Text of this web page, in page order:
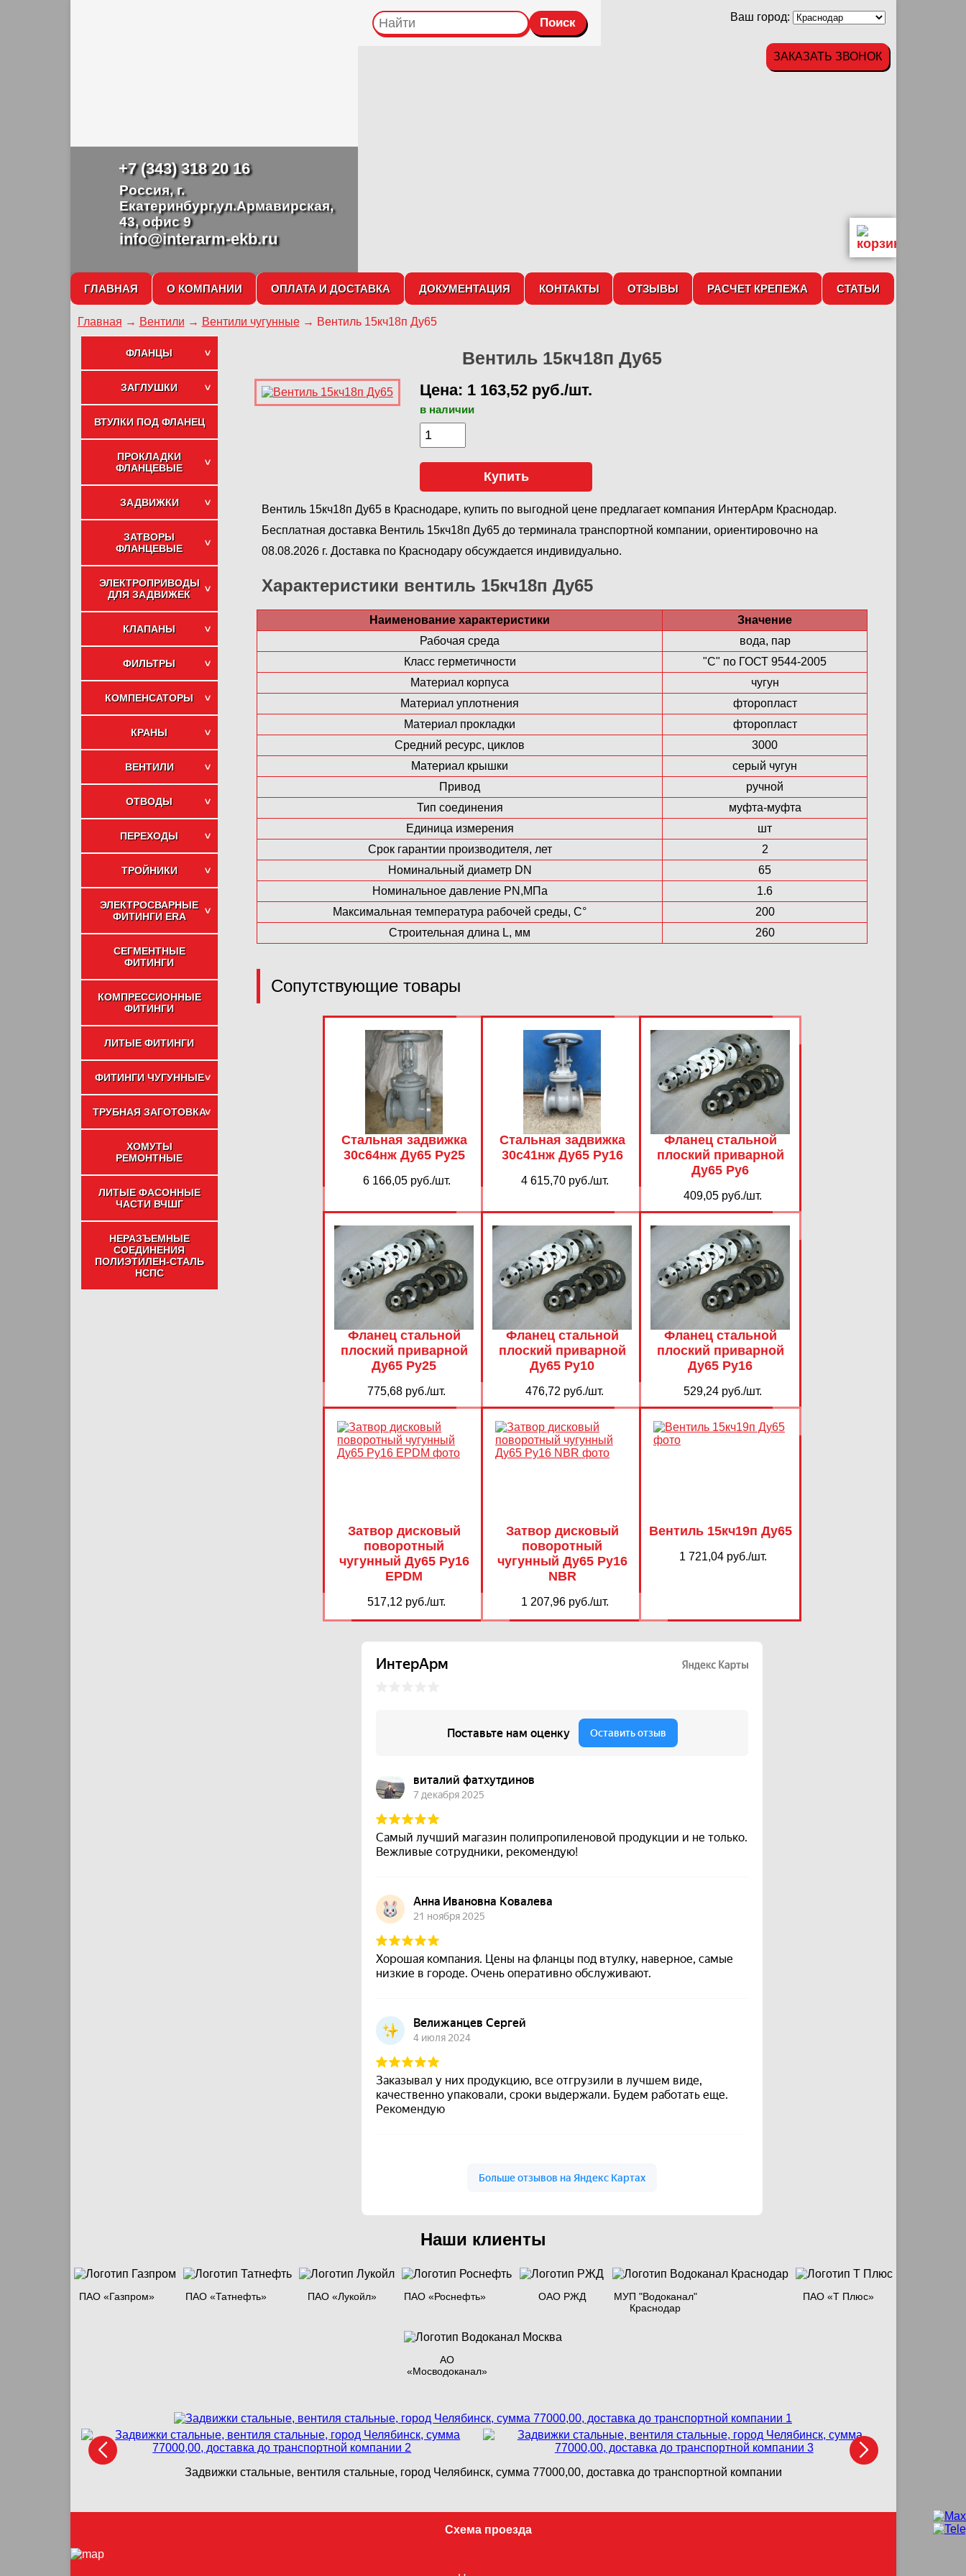
+7 (343) 318 20 16
Россия, г.
Екатеринбург,ул.Армавирская,
43, офис 9
info@interarm-ekb.ru
ЗАКАЗАТЬ ЗВОНОК
Ваш город:
ГЛАВНАЯ О КОМПАНИИ ОПЛАТА И ДОСТАВКА ДОКУМЕНТАЦИЯ КОНТАКТЫ ОТЗЫВЫ РАСЧЕТ КРЕПЕЖА СТАТЬИ
Главная → Вентили → Вентили чугунные→ Вентиль 15кч18п Ду65
Вентиль 15кч18п Ду65
Цена: 1 163,52 руб./шт.
в наличии
Купить
Вентиль 15кч18п Ду65 в Краснодаре, купить по выгодной цене предлагает компания ИнтерАрм Краснодар.
Бесплатная доставка Вентиль 15кч18п Ду65 до терминала транспортной компании, ориентировочно на
08.08.2026 г. Доставка по Краснодару обсуждается индивидуально.
Характеристики вентиль 15кч18п Ду65
Наименование характеристики
Значение
Рабочая среда
вода, пар
Класс герметичности
"С" по ГОСТ 9544-2005
Материал корпуса
чугун
Материал уплотнения
фторопласт
Материал прокладки
фторопласт
Средний ресурс, циклов
3000
Материал крышки
серый чугун
Привод
ручной
Тип соединения
муфта-муфта
Единица измерения
шт
Срок гарантии производителя, лет
2
Номинальный диаметр DN
65
Номинальное давление PN,МПа
1.6
Максимальная температура рабочей среды, С°
200
Строительная длина L, мм
260
Сопутствующие товары
Стальная задвижка
30с64нж Ду65 Ру25
6 166,05 руб./шт.
Стальная задвижка
30с41нж Ду65 Ру16
4 615,70 руб./шт.
Фланец стальной
плоский приварной
Ду65 Ру6
409,05 руб./шт.
Фланец стальной
плоский приварной
Ду65 Ру25
775,68 руб./шт.
Фланец стальной
плоский приварной
Ду65 Ру10
476,72 руб./шт.
Фланец стальной
плоский приварной
Ду65 Ру16
529,24 руб./шт.
Затвор дисковый
поворотный
чугунный Ду65 Ру16
EPDM
517,12 руб./шт.
Затвор дисковый
поворотный
чугунный Ду65 Ру16
NBR
1 207,96 руб./шт.
Вентиль 15кч19п Ду65
1 721,04 руб./шт.
ФЛАНЦЫ
ЗАГЛУШКИ
ВТУЛКИ ПОД ФЛАНЕЦ
ПРОКЛАДКИ
ФЛАНЦЕВЫЕ
ЗАДВИЖКИ
ЗАТВОРЫ
ФЛАНЦЕВЫЕ
ЭЛЕКТРОПРИВОДЫ
ДЛЯ ЗАДВИЖЕК
КЛАПАНЫ
ФИЛЬТРЫ
КОМПЕНСАТОРЫ
КРАНЫ
ВЕНТИЛИ
ОТВОДЫ
ПЕРЕХОДЫ
ТРОЙНИКИ
ЭЛЕКТРОСВАРНЫЕ
ФИТИНГИ ERA
СЕГМЕНТНЫЕ
ФИТИНГИ
КОМПРЕССИОННЫЕ
ФИТИНГИ
ЛИТЫЕ ФИТИНГИ
ФИТИНГИ ЧУГУННЫЕ
ТРУБНАЯ ЗАГОТОВКА
ХОМУТЫ
РЕМОНТНЫЕ
ЛИТЫЕ ФАСОННЫЕ
ЧАСТИ ВЧШГ
НЕРАЗЪЕМНЫЕ
СОЕДИНЕНИЯ
ПОЛИЭТИЛЕН-СТАЛЬ
НСПС
Наши клиенты
ПАО «Газпром» ПАО «Татнефть» ПАО «Лукойл» ПАО «Роснефть» ОАО РЖД
МУП "Водоканал"
Краснодар
ПАО «Т Плюс»
АО
«Мосводоканал»
Задвижки стальные, вентиля стальные, город Челябинск, сумма 77000,00, доставка до транспортной компании
Схема проезда